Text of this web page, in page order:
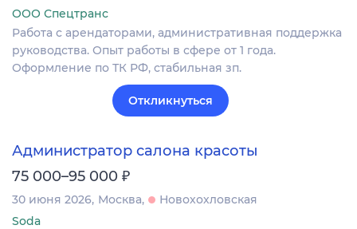
ООО Спецтранс
Работа с арендаторами, административная поддержка
руководства. Опыт работы в сфере от 1 года.
Оформление по ТК РФ, стабильная зп.
Откликнуться
Администратор салона красоты
75 000–95 000 ₽
30 июня 2026 Москва
Новохохловская
Soda